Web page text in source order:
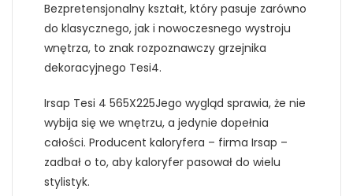
Bezpretensjonalny kształt, który pasuje zarówno
do klasycznego, jak i nowoczesnego wystroju
wnętrza, to znak rozpoznawczy grzejnika
dekoracyjnego Tesi4.
Irsap Tesi 4 565X225Jego wygląd sprawia, że nie
wybija się we wnętrzu, a jedynie dopełnia
całości. Producent kaloryfera – firma Irsap –
zadbał o to, aby kaloryfer pasował do wielu
stylistyk.